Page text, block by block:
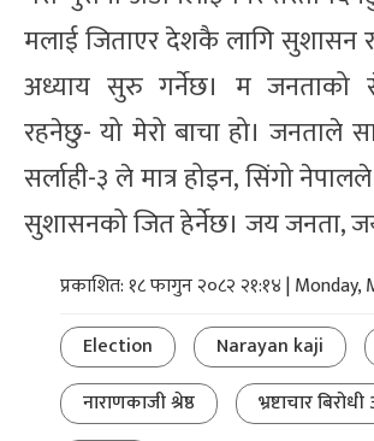
मलाई जिताएर देशकै लागि सुशासन
अध्याय सुरु गर्नेछ। म जनताको
रहनेछु- यो मेरो बाचा हो। जनताले
सर्लाही-३ ले मात्र होइन, सिंगो
सुशासनको जित हेर्नेछ। जय जनता,
प्रकाशित: १८ फागुन २०८२ २१:१४ |
Election
Narayan kaji
नाराणकाजी श्रेष्ठ
भ्रष्टाचार